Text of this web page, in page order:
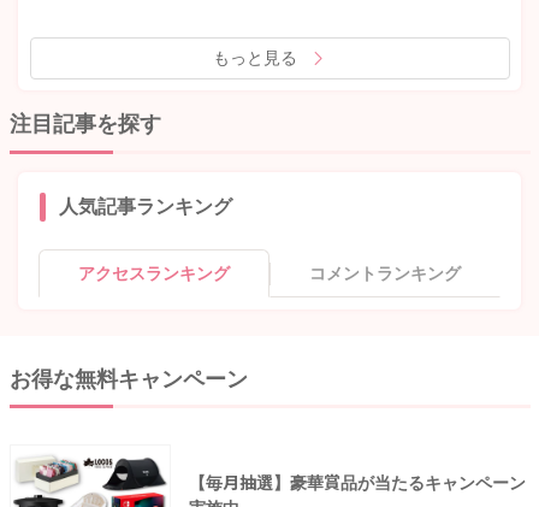
もっと見る
注目記事を探す
人気記事ランキング
アクセスランキング コメントランキング
お得な無料キャンペーン
【毎月抽選】豪華賞品が当たるキャンペーン